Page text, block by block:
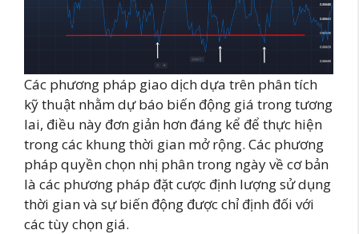
Các phương pháp giao dịch dựa trên phân tích
kỹ thuật nhằm dự báo biến động giá trong tương
lai, điều này đơn giản hơn đáng kể để thực hiện
trong các khung thời gian mở rộng. Các phương
pháp quyền chọn nhị phân trong ngày về cơ bản
là các phương pháp đặt cược định lượng sử dụng
thời gian và sự biến động được chỉ định đối với
các tùy chọn giá.